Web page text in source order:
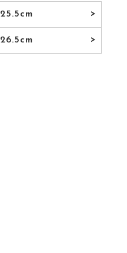
25.5cm
26.5cm